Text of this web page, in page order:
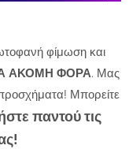
φίμωση και
ΑΚΟΜΗ ΦΟΡΑ. Μας
Μπορείτε
παντού τις